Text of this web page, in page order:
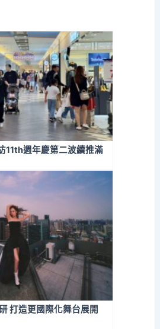
11th週年慶第二波續推滿
打造更國際化舞台展開